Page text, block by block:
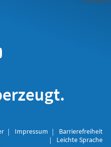
Impressum
Barrierefreiheit
Leichte Sprache